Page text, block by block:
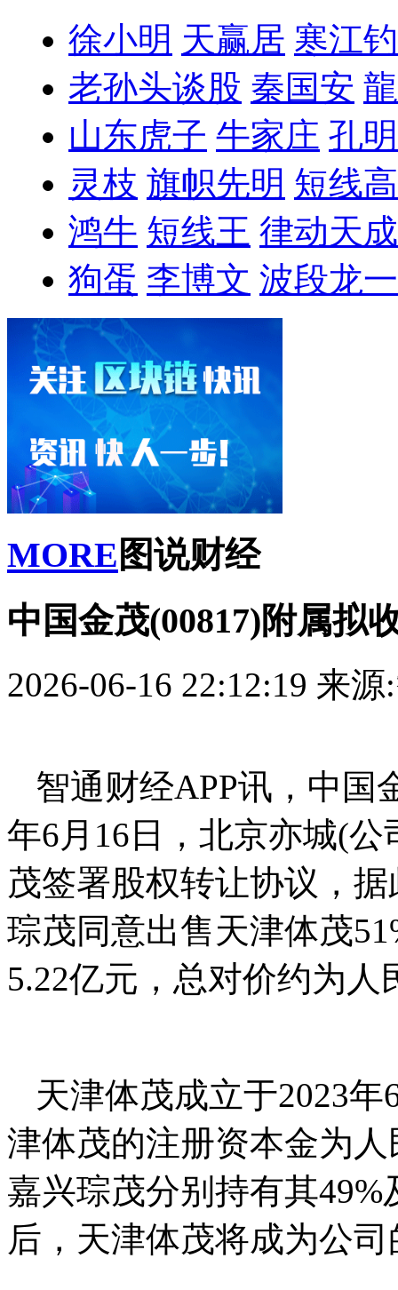
徐小明 天赢居 寒江
老孙头谈股 秦国安
山东虎子 牛家庄 孔
灵枝 旗帜先明 短线
鸿牛 短线王 律动天成
狗蛋 李博文 波段龙一
MORE 图说财经
中国金茂(00817)附属拟
2026-06-16 22:12:19 来源
智通财经APP讯，中国
年6月16日，北京亦城(
茂签署股权转让协议，
琮茂同意出售天津体茂
5.22亿元，总对价约为人
天津体茂成立于2023
津体茂的注册资本金为
嘉兴琮茂分别持有其
后，天津体茂将成为公